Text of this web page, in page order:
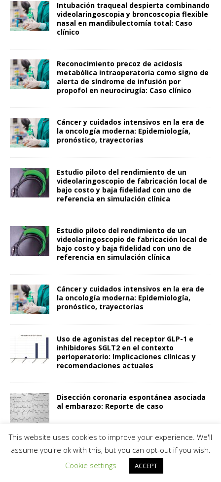
Intubación traqueal despierta combinando
videolaringoscopia y broncoscopia flexible
nasal en mandibulectomía total: Caso
clínico
Reconocimiento precoz de acidosis
metabólica intraoperatoria como signo de
alerta de síndrome de infusión por
propofol en neurocirugía: Caso clínico
Cáncer y cuidados intensivos en la era de
la oncología moderna: Epidemiología,
pronóstico, trayectorias
Estudio piloto del rendimiento de un
videolaringoscopio de fabricación local de
bajo costo y baja fidelidad con uno de
referencia en simulación clínica
Estudio piloto del rendimiento de un
videolaringoscopio de fabricación local de
bajo costo y baja fidelidad con uno de
referencia en simulación clínica
Cáncer y cuidados intensivos en la era de
la oncología moderna: Epidemiología,
pronóstico, trayectorias
Uso de agonistas del receptor GLP-1 e
inhibidores SGLT2 en el contexto
perioperatorio: Implicaciones clínicas y
recomendaciones actuales
Disección coronaria espontánea asociada
al embarazo: Reporte de caso
This website uses cookies to improve your experience. We'll
assume you're ok with this, but you can opt-out if you wish.
Cookie settings
ACCEPT